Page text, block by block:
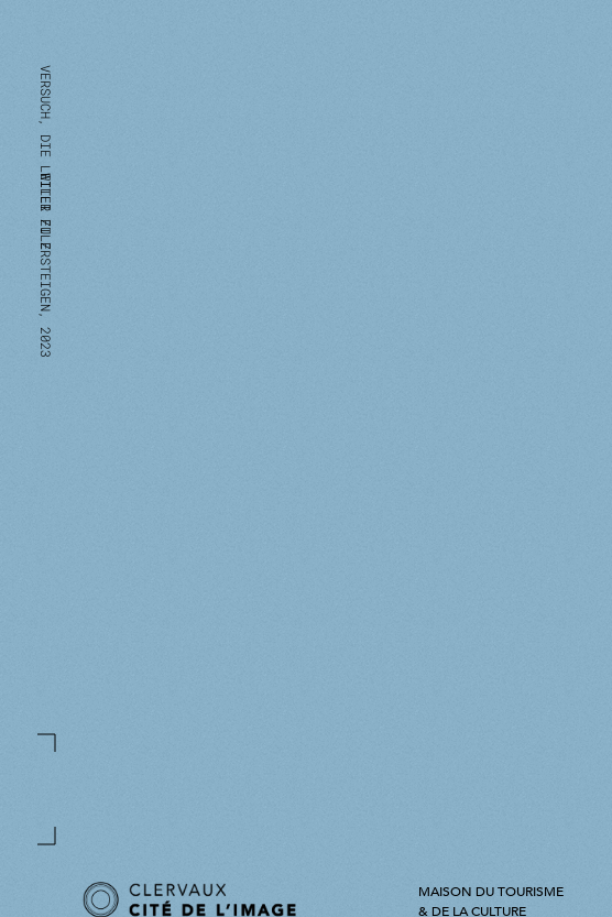
MAISON DU TOURISME
& DE LA CULTURE